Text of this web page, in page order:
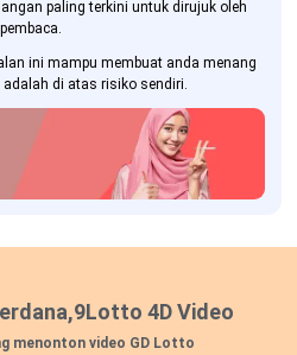
paling terkini untuk dirujuk oleh
pembaca.
ini mampu membuat anda menang
di atas risiko sendiri.
4D Video
menonton video GD Lotto